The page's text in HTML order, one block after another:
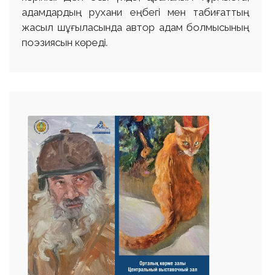
адамдардың рухани еңбегі мен табиғаттың
жасыл шұғыласында автор адам болмысының
поэзиясын көреді.